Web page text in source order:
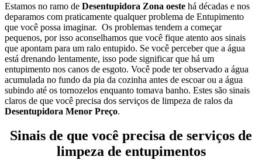
Estamos no ramo de Desentupidora Zona oeste há décadas e nos
deparamos com praticamente qualquer problema de Entupimento
que você possa imaginar. Os problemas tendem a começar
pequenos, por isso aconselhamos que você fique atento aos sinais
que apontam para um ralo entupido. Se você perceber que a água
está drenando lentamente, isso pode significar que há um
entupimento nos canos de esgoto. Você pode ter observado a água
acumulada no fundo da pia da cozinha antes de escoar ou a água
subindo até os tornozelos enquanto tomava banho. Estes são sinais
claros de que você precisa dos serviços de limpeza de ralos da
Desentupidora Menor Preço.
Sinais de que você precisa de serviços de
limpeza de entupimentos